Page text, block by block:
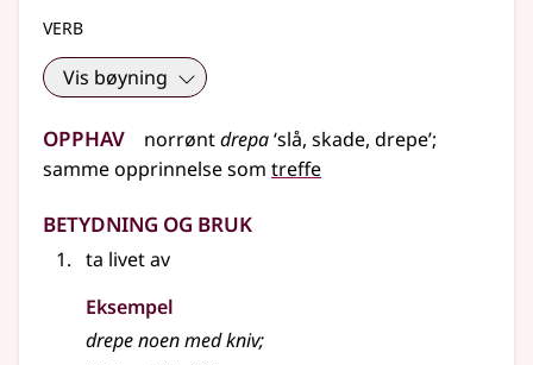
verb
Vis bøyning
Opphav norrøntdrepa‘slå, skade, drepe’;
samme opprinnelse som treffe
Betydning og bruk
ta livet av
Eksempel
drepenoen med kniv;